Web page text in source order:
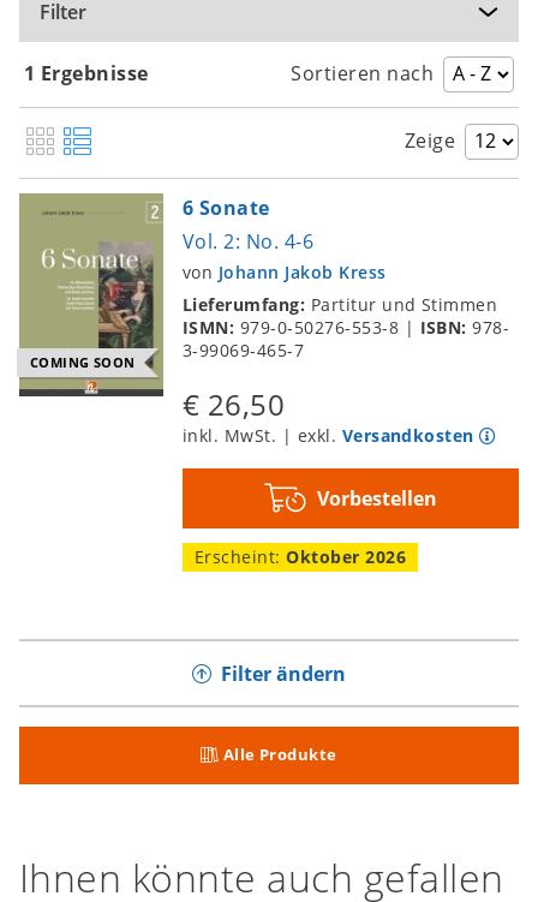
Filter
1 Ergebnisse Sortieren nach
Zeige
COMING SOON
6 Sonate
Vol. 2: No. 4-6
von Johann Jakob Kress
Lieferumfang: Partitur und Stimmen
ISMN: 979-0-50276-553-8 | ISBN:978-
3-99069-465-7
€ 26,50
inkl. MwSt. | exkl. Versandkosten
Vorbestellen
Erscheint:Oktober 2026
Filter ändern
Alle Produkte
Ihnen könnte auch gefallen